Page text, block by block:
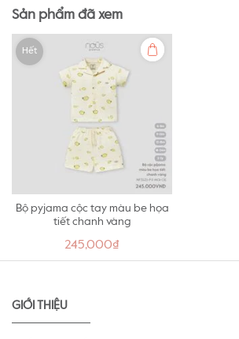
Sản phẩm đã xem
Hết
Bộ pyjama cộc tay màu be họa
tiết chanh vàng
245,000₫
GIỚI THIỆU